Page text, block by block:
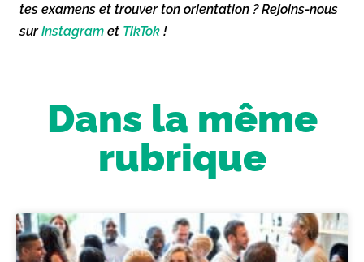
tes examens et trouver ton orientation ? Rejoins-nous
surInstagram et TikTok !
Dans la même
rubrique